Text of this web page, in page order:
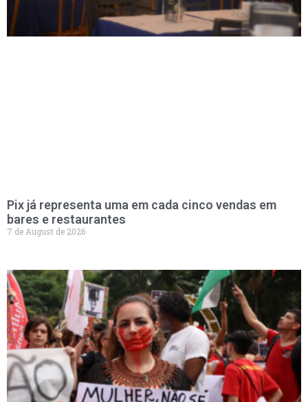
Pix já representa uma em cada cinco vendas em
bares e restaurantes
7 de August de 2026